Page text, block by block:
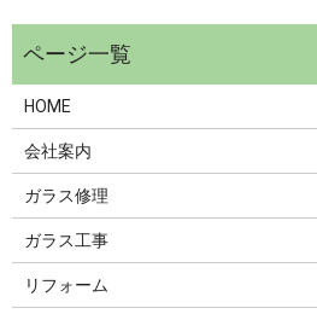
HOME
会社案内
ガラス修理
ガラス工事
リフォーム